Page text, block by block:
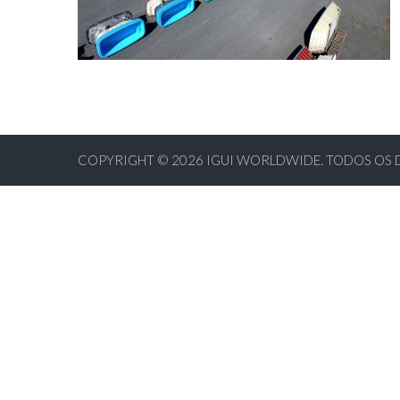
COPYRIGHT © 2026 IGUI WORLDWIDE. TODOS OS